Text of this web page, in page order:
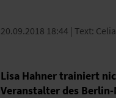
20.09.2018 18:44 | Text:
Lisa Hahner trainiert
Veranstalter des